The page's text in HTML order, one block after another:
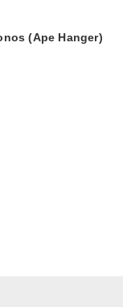
(Ape Hanger)